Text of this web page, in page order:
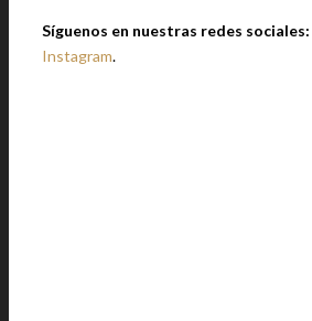
Síguenos en nuestras redes sociales:
Instagram.